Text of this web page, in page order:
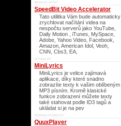
98/ME/NT/XP/XP/
SpeedBit Video Accelerator
Tato utilitka Vám bude automaticky
zrychlovat načítání videa na
nespočtu serverů jako YouTube,
Daily Motion , iTunes, MySpace,
Adobe, Yahoo Video, Facebook,
Amazon, American Idol, Veoh,
CNN, Cbs3, EA,
XP/Vista/XP/
MiniLyrics
MiniLyrics je velice zajímavá
aplikace, díky které snadno
zobrazíte texty k vašim oblíbeným
MP3 písním. Kromě klasické
funkce zobrazení můžete texty
také stahovat podle ID3 tagů a
ukládat si je na pev
95/98/ME/XP/2003/XP/
QuuxPlayer